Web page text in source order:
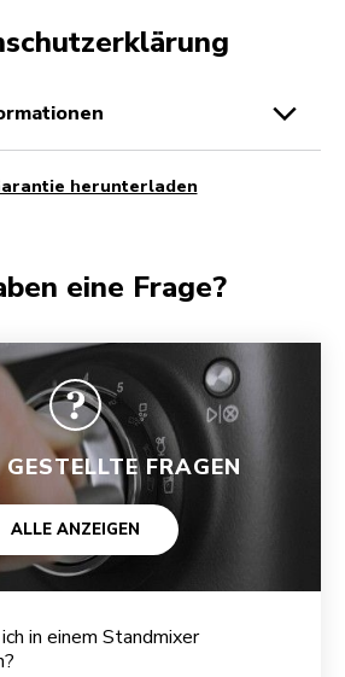
herunterladen
eine Frage?
FRAGEN
ALLE ANZEIGEN
in einem Standmixer